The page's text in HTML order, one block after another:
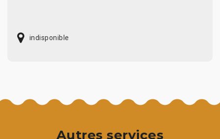
indisponible
Autres services